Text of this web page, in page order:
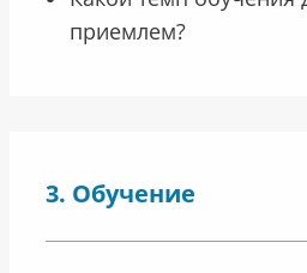
приемлем?
Обучение